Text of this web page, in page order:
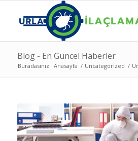
Blog - En Güncel Haberler
Buradasınız: Anasayfa / Uncategorized /